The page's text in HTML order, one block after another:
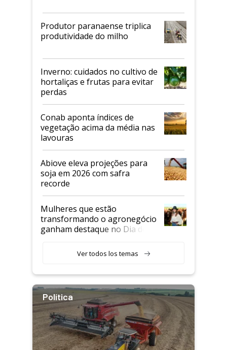
Produtor paranaense triplica
produtividade do milho
Inverno: cuidados no cultivo de
hortaliças e frutas para evitar
perdas
Conab aponta índices de
vegetação acima da média nas
lavouras
Abiove eleva projeções para
soja em 2026 com safra
recorde
Mulheres que estão
transformando o agronegócio
ganham destaque no Dia do
Ver todos los temas
Política